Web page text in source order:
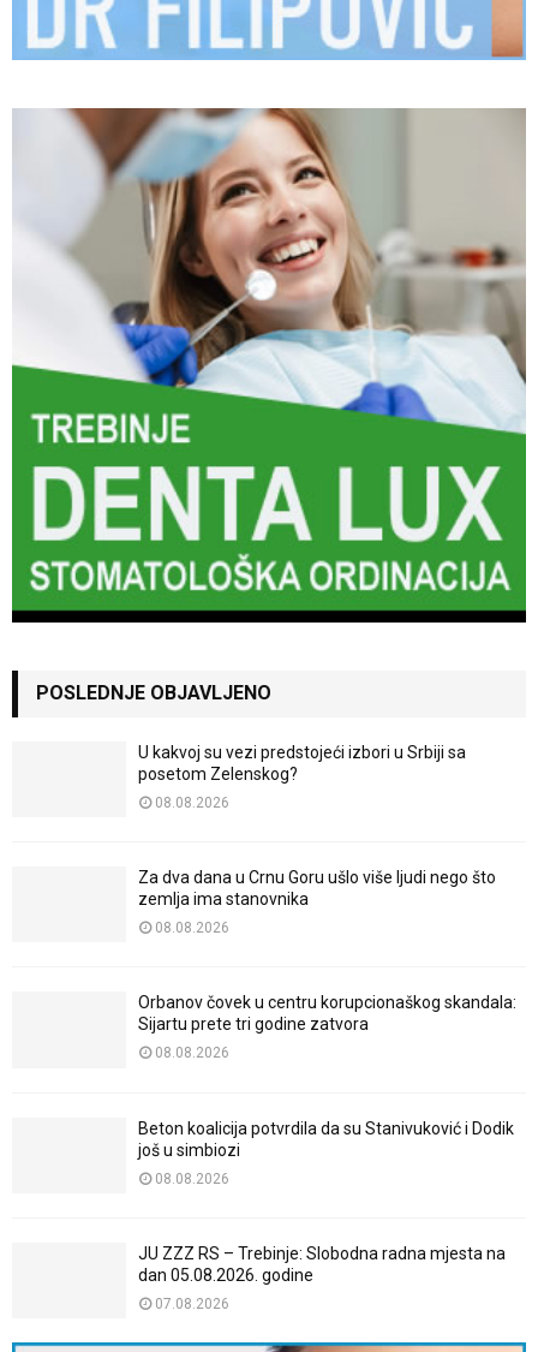
POSLEDNJE OBJAVLJENO
U kakvoj su vezi predstojeći izbori u Srbiji sa
posetom Zelenskog?
08.08.2026
Za dva dana u Crnu Goru ušlo više ljudi nego što
zemlja ima stanovnika
08.08.2026
Orbanov čovek u centru korupcionaškog skandala:
Sijartu prete tri godine zatvora
08.08.2026
Beton koalicija potvrdila da su Stanivuković i Dodik
još u simbiozi
08.08.2026
JU ZZZ RS – Trebinje: Slobodna radna mjesta na
dan 05.08.2026. godine
07.08.2026